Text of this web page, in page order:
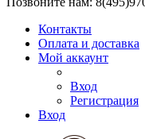
Контакты
Оплата и доставка
Мой аккаунт
Вход
Регистрация
Вход